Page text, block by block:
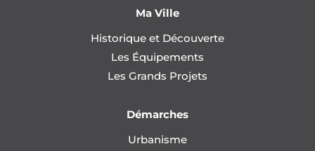
Ma Ville
Historique et Découverte
Les Équipements
Les Grands Projets
Démarches
Urbanisme